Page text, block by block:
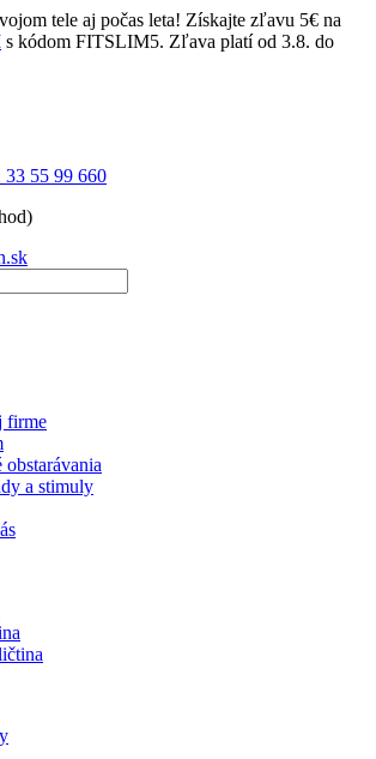
tele aj počas leta! Získajte zľavu 5€ na
s kódom FITSLIM5. Zľava platí od 3.8. do
33 55 99 660
firme
obstarávania
a stimuly